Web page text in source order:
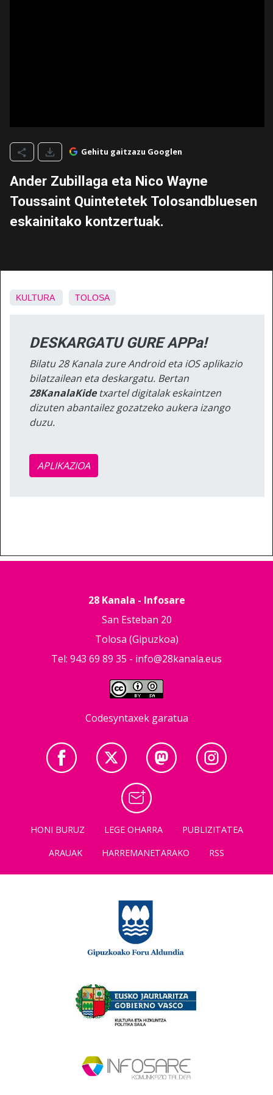
Gehitu gaitzazu Googlen
Ander Zubillaga eta Nico Wayne
Toussaint Quintetetek Tolosandbluesen
eskainitako kontzertuak.
KULTURA TOLOSA
DESKARGATU GURE APPa!
Bilatu 28 Kanala zure Android eta iOS aplikazio
bilatzailean eta deskargatu. Bertan
28KanalaKidetxartel digitalak eskaintzen
dizuten abantailez gozatzeko aukera izango
duzu.
APLIKAZIOA
28 Kanala - Infosare
San Esteban 20
Tolosa (Gipuzkoa)
Tel: 943 69 89 35 - info@28kanala.eus
Codesyntaxek garatua
HONI BURUZ LEGE OHARRA
PUBLIZITATEA
ARAUAK
HARREMANETARAKO RSS